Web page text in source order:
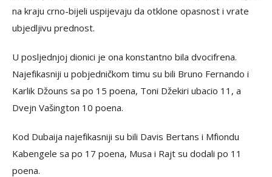
na kraju crno-bijeli uspijevaju da otklone opasnost i vrate
ubjedljivu prednost.
U posljednjoj dionici je ona konstantno bila dvocifrena.
Najefikasniji u pobjedničkom timu su bili Bruno Fernando i
Karlik Džouns sa po 15 poena, Toni Džekiri ubacio 11, a
Dvejn Vašington 10 poena.
Kod Dubaija najefikasniji su bili Davis Bertans i Mfiondu
Kabengele sa po 17 poena, Musa i Rajt su dodali po 11
poena.